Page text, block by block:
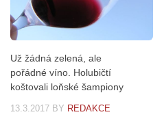
Už žádná zelená, ale
pořádné víno. Holubičtí
koštovali loňské šampiony
13.3.2017 BY REDAKCE